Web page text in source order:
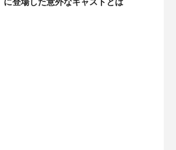
に登場した意外なキャストとは